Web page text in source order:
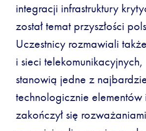
integracji infrastruktury
został temat przyszłości
Uczestnicy rozmawiali
i sieci
stanowią jedne z
technologicznie elementów
zakończył się